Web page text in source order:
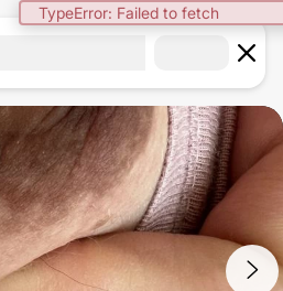
TypeError: Failed to fetch